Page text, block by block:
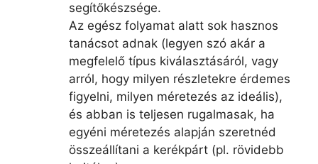
segítőkészsége.
Az egész folyamat alatt sok hasznos
tanácsot adnak (legyen szó akár a
megfelelő típus kiválasztásáról, vagy
arról, hogy milyen részletekre érdemes
figyelni, milyen méretezés az ideális),
és abban is teljesen rugalmasak, ha
egyéni méretezés alapján szeretnéd
összeállítani a kerékpárt (pl. rövidebb